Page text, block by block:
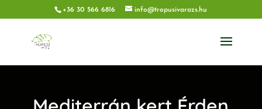
+36 30 566 6816 info@tropusivarazs.hu